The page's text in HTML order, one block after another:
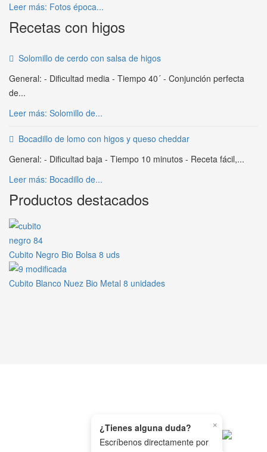
Leer más: Fotos época...
Recetas con higos
Solomillo de cerdo con salsa de higos
General: - Dificultad media - Tiempo 40´ - Conjunción perfecta
de...
Leer más: Solomillo de...
Bocadillo de lomo con higos y queso cheddar
General: - Dificultad baja - Tiempo 10 minutos - Receta fácil,...
Leer más: Bocadillo de...
Productos destacados
Cubito Negro Bio Bolsa 8 uds
Cubito Blanco Nuez Bio Metal 8 unidades
×
¿Tienes alguna duda?
Escríbenos directamente por